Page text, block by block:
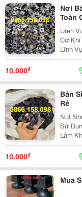
Nơi
Toàn
Uren
Cơ Khí
Lĩnh
Ghế
Chắc
10.000₫
Bán
Rẻ
Nút
Sử
Làm
Sắt
Chế
10.000₫
Mua